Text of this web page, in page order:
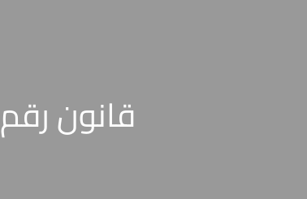
قانون رقم 45 لسنة 1949 بتنظيم استعمال مكبرات الصوت